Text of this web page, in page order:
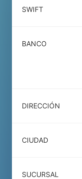
SWIFT
BANCO
DIRECCIÓN
CIUDAD
SUCURSAL